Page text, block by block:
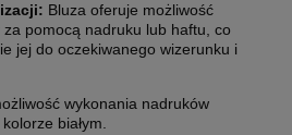
Bluza oferuje możliwość
pomocą nadruku lub haftu, co
jej do oczekiwanego wizerunku i
wykonania nadruków
białym.